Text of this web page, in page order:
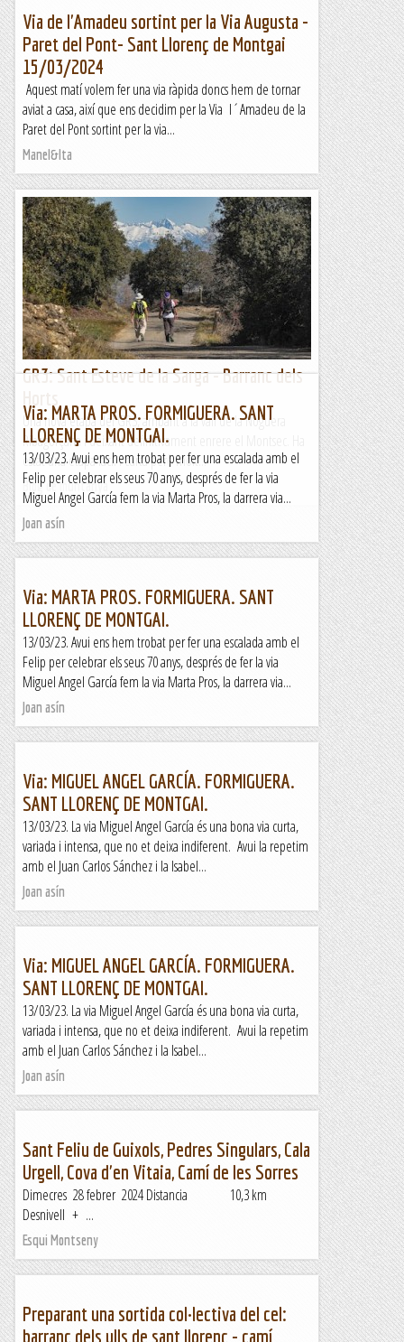
Via de l'Amadeu sortint per la Via Augusta -
Paret del Pont- Sant Llorenç de Montgai
15/03/2024
Aquest matí volem fer una via ràpida doncs hem de tornar
aviat a casa, així que ens decidim per la Via l´Amadeu de la
Paret del Pont sortint per la via...
Manel&Ita
GR3: Sant Esteve de la Sarga - Barranc dels
Una nova etapa del GR3, arribant a la vall de la Noguera
Ribagorçana i deixant definitivament enrere el Montsec. Ha
estat una etapa fàcil i curta però molt...
Blog de muntanya
Via: MARTA PROS. FORMIGUERA. SANT
LLORENÇ DE MONTGAI.
13/03/23. Avui ens hem trobat per fer una escalada amb el
Felip per celebrar els seus 70 anys, després de fer la via
Miguel Angel García fem la via Marta Pros, la darrera via...
Joan asín
Via: MARTA PROS. FORMIGUERA. SANT
LLORENÇ DE MONTGAI.
13/03/23. Avui ens hem trobat per fer una escalada amb el
Felip per celebrar els seus 70 anys, després de fer la via
Miguel Angel García fem la via Marta Pros, la darrera via...
Joan asín
Via: MIGUEL ANGEL GARCÍA. FORMIGUERA.
SANT LLORENÇ DE MONTGAI.
13/03/23. La via Miguel Angel García és una bona via curta,
variada i intensa, que no et deixa indiferent. Avui la repetim
amb el Juan Carlos Sánchez i la Isabel...
Joan asín
Via: MIGUEL ANGEL GARCÍA. FORMIGUERA.
SANT LLORENÇ DE MONTGAI.
13/03/23. La via Miguel Angel García és una bona via curta,
variada i intensa, que no et deixa indiferent. Avui la repetim
amb el Juan Carlos Sánchez i la Isabel...
Joan asín
Sant Feliu de Guixols, Pedres Singulars, Cala
Urgell, Cova d'en Vitaia, Camí de les Sorres
Dimecres 28 febrer 2024 Distancia 10,3 km
Desnivell + ...
Esqui Montseny
Preparant una sortida col·lectiva del cel:
barranc dels ulls de sant llorenç - camí